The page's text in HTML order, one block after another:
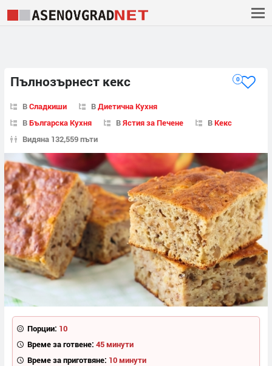
Пълнозърнест кекс 0
ВСладкиши ВДиетична Кухня
ВБългарска Кухня ВЯстия за Печене ВКекс
Видяна 132,559 пъти
Порции: 10
Време за готвене: 45 минути
Време за приготвяне: 10 минути